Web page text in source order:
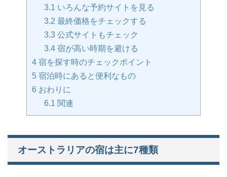
3.1 いろんな予約サイトを見る
3.2 最終価格をチェックする
3.3 公式サイトもチェック
3.4 宿が高い時期を避ける
4 宿を探す時のチェックポイント
5 宿泊時にあると便利なもの
6 おわりに
6.1 関連
オーストラリアの宿は主に7種類